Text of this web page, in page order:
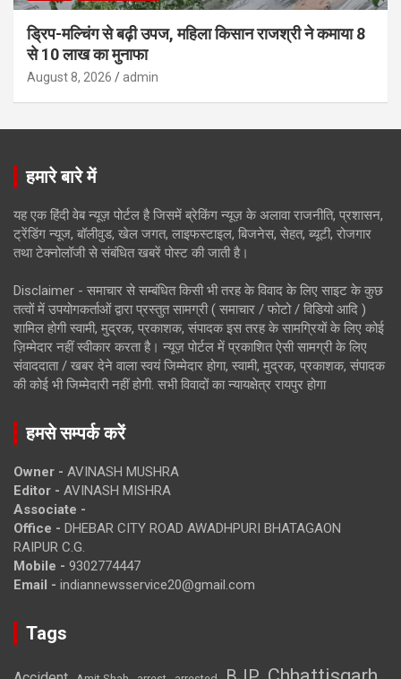
ड्रिप-मल्चिंग से बढ़ी उपज, महिला किसान राजश्री ने कमाया 8
से 10 लाख का मुनाफा
August 8, 2026 admin
हमारे बारे में
यह एक हिंदी वेब न्यूज़ पोर्टल है जिसमें ब्रेकिंग न्यूज़ के अलावा राजनीति, प्रशासन,
ट्रेंडिंग न्यूज, बॉलीवुड, खेल जगत, लाइफस्टाइल, बिजनेस, सेहत, ब्यूटी, रोजगार
तथा टेक्नोलॉजी से संबंधित खबरें पोस्ट की जाती है।
Disclaimer - समाचार से सम्बंधित किसी भी तरह के विवाद के लिए साइट के कुछ
तत्वों में उपयोगकर्ताओं द्वारा प्रस्तुत सामग्री ( समाचार / फोटो / विडियो आदि )
शामिल होगी स्वामी, मुद्रक, प्रकाशक, संपादक इस तरह के सामग्रियों के लिए कोई
ज़िम्मेदार नहीं स्वीकार करता है। न्यूज़ पोर्टल में प्रकाशित ऐसी सामग्री के लिए
संवाददाता / खबर देने वाला स्वयं जिम्मेदार होगा, स्वामी, मुद्रक, प्रकाशक, संपादक
की कोई भी जिम्मेदारी नहीं होगी. सभी विवादों का न्यायक्षेत्र रायपुर होगा
हमसे सम्पर्क करें
Owner - AVINASH MUSHRA
Editor - AVINASH MISHRA
Associate -
Office - DHEBAR CITY ROAD AWADHPURI BHATAGAON
RAIPUR C.G.
Mobile - 9302774447
Email - indiannewsservice20@gmail.com
Tags